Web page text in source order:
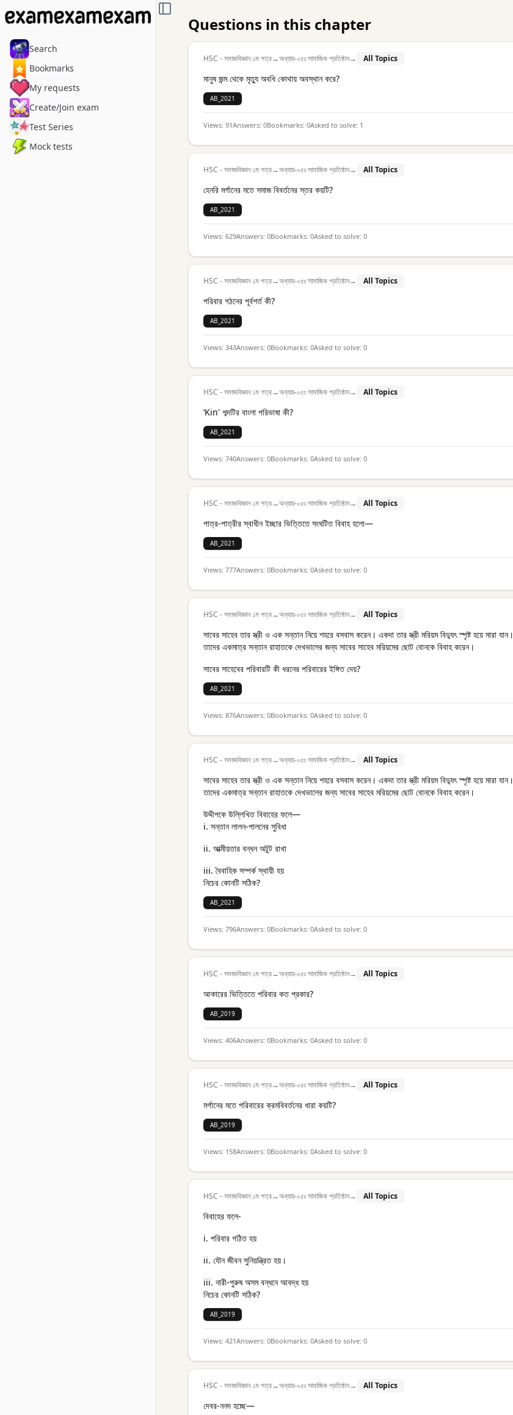
Search
Bookmarks
My requests
Create/Join exam
Test Series
Mock tests
TOGGLE SIDEBAR
Questions in this chapter
HSC - সমাজবিজ্ঞান ১ম পত্র→অধ্যায়-০৫ঃ সামাজিক প্রতিষ্ঠান→ All Topics
মানুষ জন্ম থেকে মৃত্যু অবধি কোথায় অবস্থান করে?
AB_2021
Views: 91Answers: 0Bookmarks: 0Asked to solve: 1
HSC - সমাজবিজ্ঞান ১ম পত্র→অধ্যায়-০৫ঃ সামাজিক প্রতিষ্ঠান→ All Topics
হেনরি মর্গানের মতে সমাজ বিবর্তনের স্তর কয়টি?
AB_2021
Views: 629Answers: 0Bookmarks: 0Asked to solve: 0
HSC - সমাজবিজ্ঞান ১ম পত্র→অধ্যায়-০৫ঃ সামাজিক প্রতিষ্ঠান→ All Topics
পরিবার গঠনের পূর্বশর্ত কী?
AB_2021
Views: 343Answers: 0Bookmarks: 0Asked to solve: 0
HSC - সমাজবিজ্ঞান ১ম পত্র→অধ্যায়-০৫ঃ সামাজিক প্রতিষ্ঠান→ All Topics
‘Kin' শব্দটির বাংলা পরিভাষা কী?
AB_2021
Views: 740Answers: 0Bookmarks: 0Asked to solve: 0
HSC - সমাজবিজ্ঞান ১ম পত্র→অধ্যায়-০৫ঃ সামাজিক প্রতিষ্ঠান→ All Topics
পাত্র-পাত্রীর স্বাধীন ইচ্ছার ভিত্তিতে সংঘটিত বিবাহ হলো—
AB_2021
Views: 777Answers: 0Bookmarks: 0Asked to solve: 0
HSC - সমাজবিজ্ঞান ১ম পত্র→অধ্যায়-০৫ঃ সামাজিক প্রতিষ্ঠান→ All Topics
সাবের সাহেব তার স্ত্রী ও এক সন্তান নিয়ে শহরে বসবাস করেন। একদা তার স্ত্রী মরিয়ম বিদ্যুৎ স্পৃষ্ট হয়ে মারা যান।
তাদের একমাত্র সন্তান রাহাতকে দেখভালের জন্য সাবের সাহেব মরিয়মের ছোট বোনকে বিবাহ করেন।
সাবের সাহেবের পরিবারটি কী ধরনের পরিবারের ইঙ্গিত দেয়?
AB_2021
Views: 876Answers: 0Bookmarks: 0Asked to solve: 0
HSC - সমাজবিজ্ঞান ১ম পত্র→অধ্যায়-০৫ঃ সামাজিক প্রতিষ্ঠান→ All Topics
সাবের সাহেব তার স্ত্রী ও এক সন্তান নিয়ে শহরে বসবাস করেন। একদা তার স্ত্রী মরিয়ম বিদ্যুৎ স্পৃষ্ট হয়ে মারা যান।
তাদের একমাত্র সন্তান রাহাতকে দেখভালের জন্য সাবের সাহেব মরিয়মের ছোট বোনকে বিবাহ করেন।
উদ্দীপকে উল্লিখিত বিবাহের ফলে—
i. সন্তান লালন-পালনের সুবিধা
ii. আত্মীয়তার বন্ধন অটুট রাখা
iii. বৈবাহিক সম্পর্ক স্থায়ী হয়
নিচের কোনটি সঠিক?
AB_2021
Views: 796Answers: 0Bookmarks: 0Asked to solve: 0
HSC - সমাজবিজ্ঞান ১ম পত্র→অধ্যায়-০৫ঃ সামাজিক প্রতিষ্ঠান→ All Topics
আকারের ভিত্তিতে পরিবার কত প্রকার?
AB_2019
Views: 406Answers: 0Bookmarks: 0Asked to solve: 0
HSC - সমাজবিজ্ঞান ১ম পত্র→অধ্যায়-০৫ঃ সামাজিক প্রতিষ্ঠান→ All Topics
মর্গানের মতে পরিবারের ক্রমবিবর্তনের ধারা কয়টি?
AB_2019
Views: 158Answers: 0Bookmarks: 0Asked to solve: 0
HSC - সমাজবিজ্ঞান ১ম পত্র→অধ্যায়-০৫ঃ সামাজিক প্রতিষ্ঠান→ All Topics
বিবাহের ফলে-
i. পরিবার গঠিত হয়
ii. যৌন জীবন সুনিয়ন্ত্রিত হয়।
iii. নারী-পুরুষ অসম বন্ধনে আবদ্ধ হয়
নিচের কোনটি সঠিক?
AB_2019
Views: 421Answers: 0Bookmarks: 0Asked to solve: 0
HSC - সমাজবিজ্ঞান ১ম পত্র→অধ্যায়-০৫ঃ সামাজিক প্রতিষ্ঠান→ All Topics
দেবর-ননদ হচ্ছে—